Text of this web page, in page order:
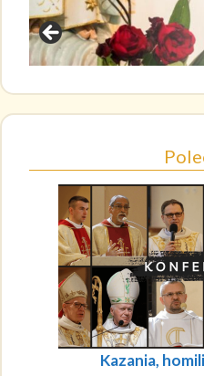
Kazania,